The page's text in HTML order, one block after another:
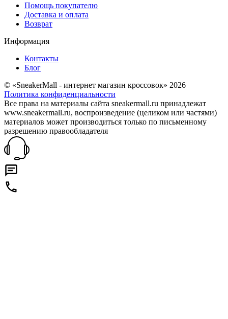
Помощь покупателю
Доставка и оплата
Возврат
Информация
Контакты
Блог
© «SneakerMall - интернет магазин кроссовок» 2026
Политика конфиденциальности
Все права на материалы сайта sneakermall.ru принадлежат
www.sneakermall.ru, воспроизведение (целиком или частями)
материалов может производиться только по письменному
разрешению правообладателя